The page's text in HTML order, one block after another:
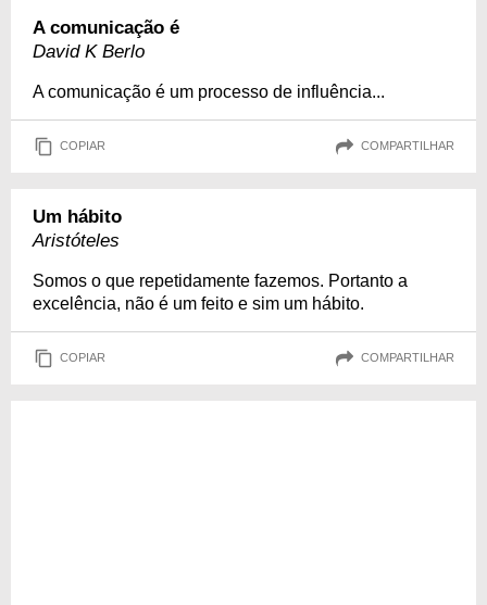
A comunicação é
David K Berlo
A comunicação é um processo de influência...
COPIAR COMPARTILHAR
Um hábito
Aristóteles
Somos o que repetidamente fazemos. Portanto a
excelência, não é um feito e sim um hábito.
COPIAR COMPARTILHAR